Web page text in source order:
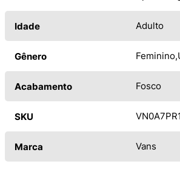
Idade Adulto
Gênero Feminino
Acabamento Fosco
SKU
Marca Vans